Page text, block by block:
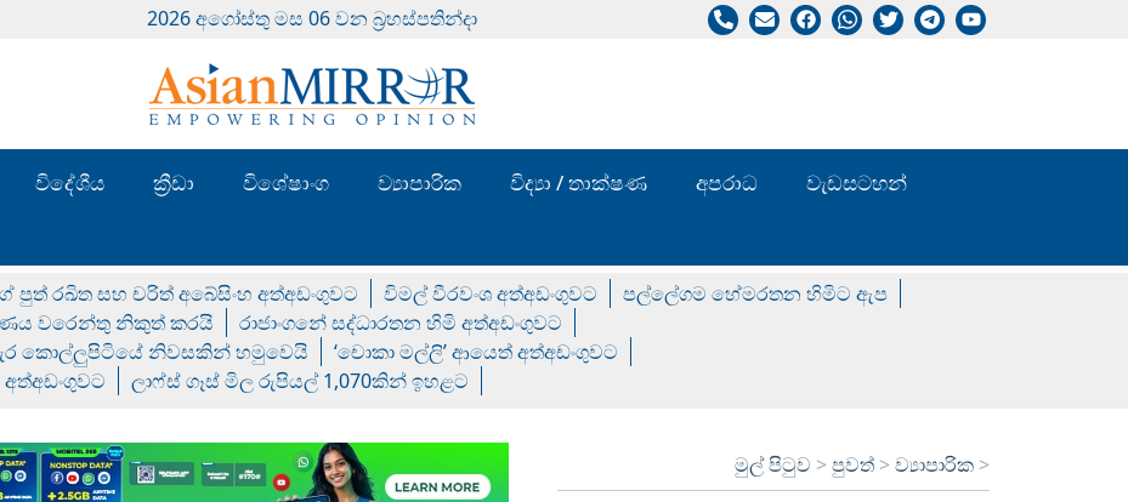
2026 අගෝස්‍තු මස 06 වන බ්‍රහස්පතින්දා
විදේශීය ක්‍රීඩා විශේෂාංග ව්‍යාපාරික විද්‍යා / තාක්ෂණ අපරාධ
වැඩසටහන්
පුත් රඛිත සහ චරිත් අබේසිංහ අත්අඩංගුවට විමල් වීරවංශ අත්අඩංගුවට
පල්ලේගම හේමරතන හිමිට ඇප
වරෙන්තු නිකුත් කරයි
රාජාංගනේ සද්ධාරතන හිමි අත්අඩංගුවට
කොල්ලුපිටියේ නිවසකින් හමුවෙයි
‘චොකා මල්ලි’ ආයෙත් අත්අඩංගුවට
ලාෆ්ස් ගෑස් මිල රුපියල් 1,070කින් ඉහළට
මුල් පිටුව >පුවත් >ව්‍යාපාරික >